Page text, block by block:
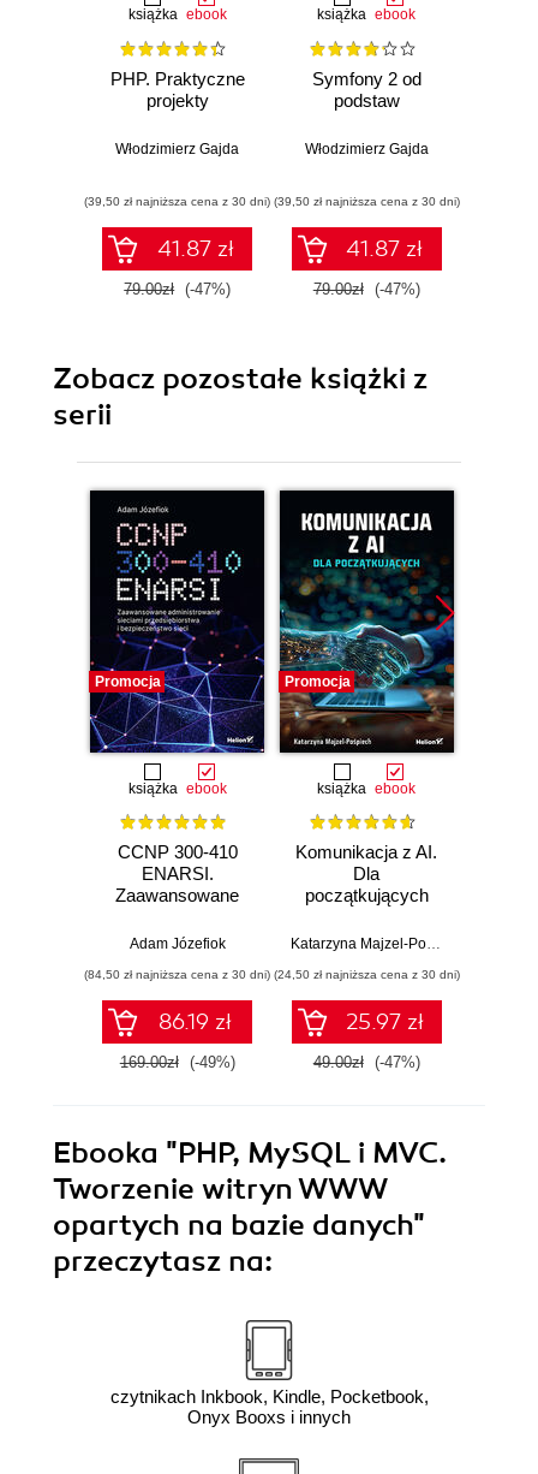
książka ebook
PHP. Praktyczne
projekty
Włodzimierz Gajda
(39,50 zł najniższa cena z 30 dni)
41.87 zł
79.00zł (-47%)
książka ebook
Symfony 2 od
podstaw
Włodzimierz Gajda
(39,50 zł najniższa cena z 30 dni)
41.87 zł
79.00zł (-47%)
Zobacz pozostałe książki z
serii
Promocja
książka ebook
CCNP 300-410
ENARSI.
Zaawansowane
sieciami
bezpieczeństwo
sieci
Adam Józefiok
(84,50 zł najniższa cena z 30 dni)
86.19 zł
169.00zł (-49%)
Promocja
książka ebook
Komunikacja z AI.
Dla
początkujących
Katarzyna Majzel-Pośpiech
(24,50 zł najniższa cena z 30 dni)
25.97 zł
49.00zł (-47%)
Ebooka "PHP, MySQL i MVC.
Tworzenie witryn WWW
opartych na bazie danych"
przeczytasz na:
czytnikach Inkbook, Kindle, Pocketbook,
Onyx Booxs i innych